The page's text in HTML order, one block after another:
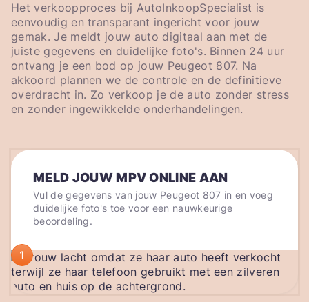
Het verkoopproces bij AutoInkoopSpecialist is
eenvoudig en transparant ingericht voor jouw
gemak. Je meldt jouw auto digitaal aan met de
juiste gegevens en duidelijke foto's. Binnen 24 uur
ontvang je een bod op jouw Peugeot 807. Na
akkoord plannen we de controle en de definitieve
overdracht in. Zo verkoop je de auto zonder stress
en zonder ingewikkelde onderhandelingen.
MELD JOUW MPV ONLINE AAN
Vul de gegevens van jouw Peugeot 807 in en voeg
duidelijke foto's toe voor een nauwkeurige
beoordeling.
1